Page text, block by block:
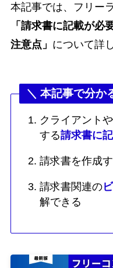
本記事では、フリー
「請求書に記載が必
注意点」 について詳
＼ 本記事で分か
クライアント
する請求書に
請求書を作成
請求書関連の
解できる